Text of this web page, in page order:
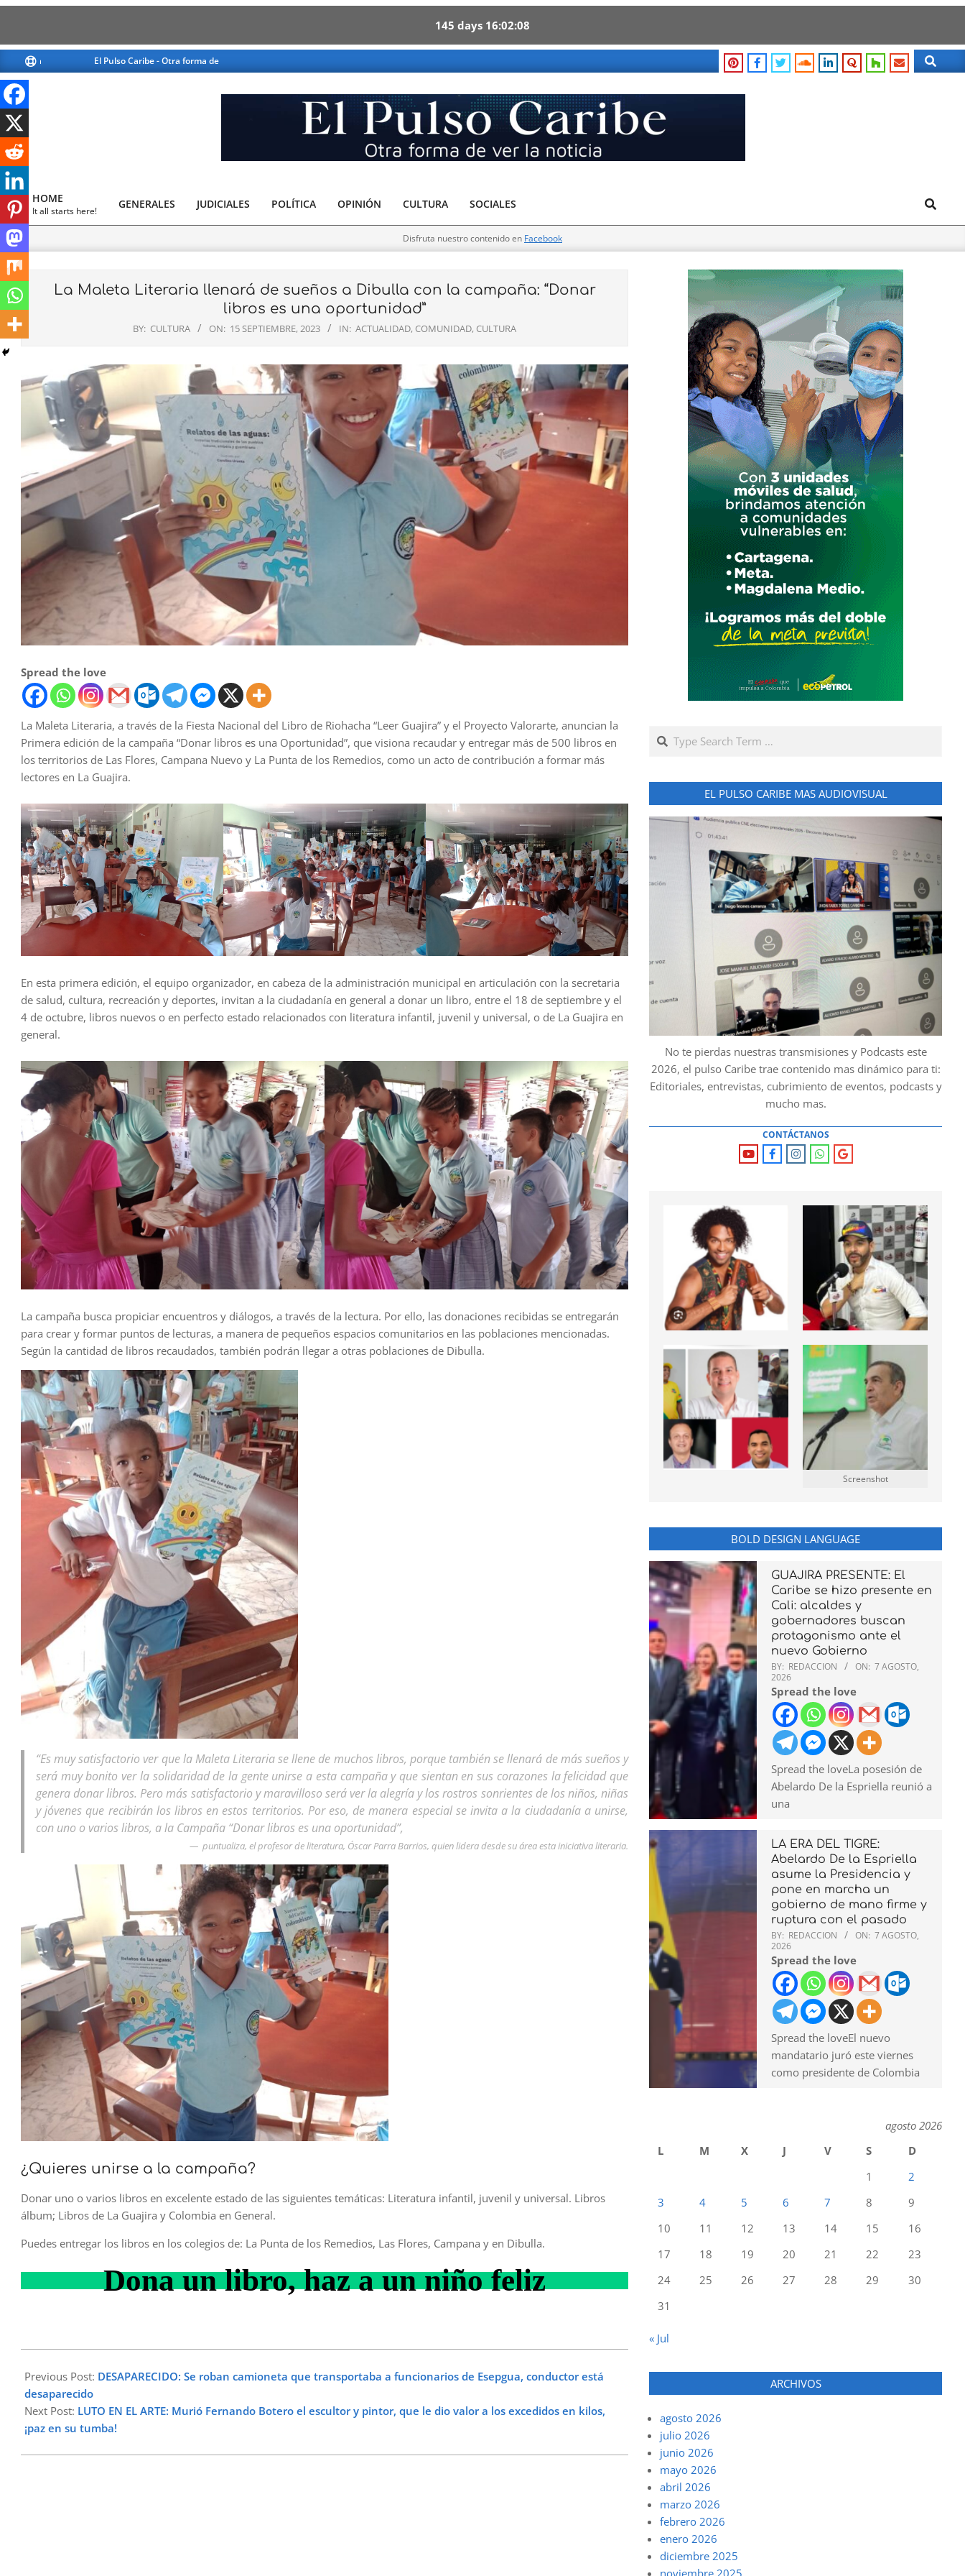
145 days 16 02 06
to
content
El Pulso Caribe - Otra forma de ver la noticia Search
El
Caribe
Primary
Navigation
Menu
HOME
It all starts here!
GENERALES JUDICIALES POLÍTICA OPINIÓN CULTURA SOCIALES Search
Disfruta nuestro contenido en Facebook
La Maleta Literaria llenará de sueños a Dibulla con la campaña: “Donar
libros es una oportunidad”
BY: CULTURA ON: 15 SEPTIEMBRE, 2023 IN: ACTUALIDAD, COMUNIDAD, CULTURA
Spread the love
La Maleta Literaria, a través de la Fiesta Nacional del Libro de Riohacha “Leer Guajira” y el Proyecto Valorarte, anuncian la
Primera edición de la campaña “Donar libros es una Oportunidad”, que visiona recaudar y entregar más de 500 libros en
los territorios de Las Flores, Campana Nuevo y La Punta de los Remedios, como un acto de contribución a formar más
lectores en La Guajira.
En esta primera edición, el equipo organizador, en cabeza de la administración municipal en articulación con la secretaria
de salud, cultura, recreación y deportes, invitan a la ciudadanía en general a donar un libro, entre el 18 de septiembre y el
4 de octubre, libros nuevos o en perfecto estado relacionados con literatura infantil, juvenil y universal, o de La Guajira en
general.
La campaña busca propiciar encuentros y diálogos, a través de la lectura. Por ello, las donaciones recibidas se entregarán
para crear y formar puntos de lecturas, a manera de pequeños espacios comunitarios en las poblaciones mencionadas.
Según la cantidad de libros recaudados, también podrán llegar a otras poblaciones de Dibulla.
“Es muy satisfactorio ver que la Maleta Literaria se llene de muchos libros, porque también se llenará de más sueños y
será muy bonito ver la solidaridad de la gente unirse a esta campaña y que sientan en sus corazones la felicidad que
genera donar libros. Pero más satisfactorio y maravilloso será ver la alegría y los rostros sonrientes de los niños, niñas
y jóvenes que recibirán los libros en estos territorios. Por eso, de manera especial se invita a la ciudadanía a unirse,
con uno o varios libros, a la Campaña “Donar libros es una oportunidad”,
puntualiza, el profesor de literatura, Óscar Parra Barrios, quien lidera desde su área esta iniciativa literaria.
¿Quieres unirse a la campaña?
Donar uno o varios libros en excelente estado de las siguientes temáticas: Literatura infantil, juvenil y universal. Libros
álbum; Libros de La Guajira y Colombia en General.
Puedes entregar los libros en los colegios de: La Punta de los Remedios, Las Flores, Campana y en Dibulla.
Dona un libro, haz a un niño feliz
09-
15
Previous Post: DESAPARECIDO: Se roban camioneta que transportaba a funcionarios de Esepgua, conductor está
desaparecido
Next Post: LUTO EN EL ARTE: Murió Fernando Botero el escultor y pintor, que le dio valor a los excedidos en kilos,
¡paz en su tumba!
Search
EL PULSO CARIBE MAS AUDIOVISUAL
No te pierdas nuestras transmisiones y Podcasts este
2026, el pulso Caribe trae contenido mas dinámico para ti:
Editoriales, entrevistas, cubrimiento de eventos, podcasts y
mucho mas.
CONTÁCTANOS
Screenshot
BOLD DESIGN LANGUAGE
GUAJIRA PRESENTE: El
Caribe se hizo presente en
Cali: alcaldes y
gobernadores buscan
protagonismo ante el
nuevo Gobierno
BY: REDACCION ON: 7 AGOSTO,
2026
Spread the love
Spread the loveLa posesión de
Abelardo De la Espriella reunió a
una
LA ERA DEL TIGRE:
Abelardo De la Espriella
asume la Presidencia y
pone en marcha un
gobierno de mano firme y
ruptura con el pasado
BY: REDACCION ON: 7 AGOSTO,
2026
Spread the love
Spread the loveEl nuevo
mandatario juró este viernes
como presidente de Colombia
agosto 2026
L
M X J V S
D
1
2
3
4 5 6 7 8
9
10
11 12 13 14 15
16
17
18 19 20 21 22
23
24
25 26 27 28 29
30
31
« Jul
ARCHIVOS
agosto 2026
julio 2026
junio 2026
mayo 2026
abril 2026
marzo 2026
febrero 2026
enero 2026
diciembre 2025
noviembre 2025